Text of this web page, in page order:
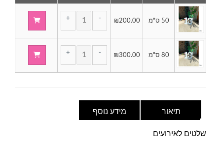
50 ס"מ ₪200.00
-
של
ספרות
+
80 ס"מ ₪300.00
-
של
+
תיאור מידע נוסף
שלטים לאירועים